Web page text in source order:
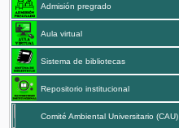
Admisión pregrado
Aula virtual
Sistema de bibliotecas
Repositorio institucional
Comité Ambiental Universitario (CAU)